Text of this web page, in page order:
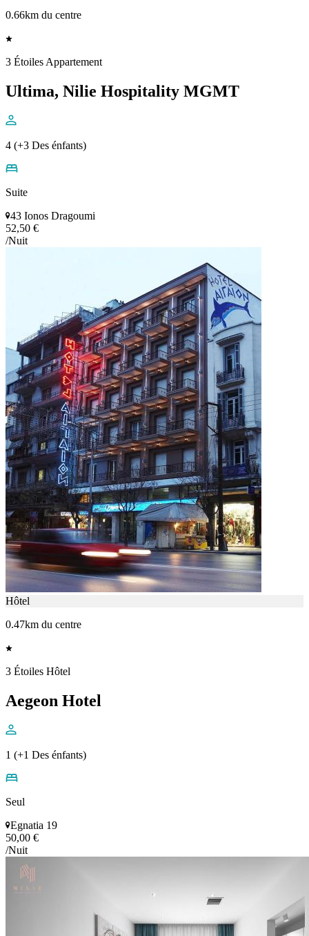
0.66km du centre
3 Étoiles Appartement
Ultima, Nilie Hospitality MGMT
4 (+3 Des énfants)
Suite
43 Ionos Dragoumi
52,50 €
/Nuit
Hôtel
0.47km du centre
3 Étoiles Hôtel
Aegeon Hotel
1 (+1 Des énfants)
Seul
Egnatia 19
50,00 €
/Nuit